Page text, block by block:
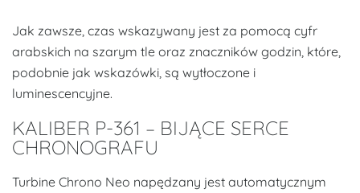
Jak zawsze, czas wskazywany jest za pomocą cyfr
arabskich na szarym tle oraz znaczników godzin, które,
podobnie jak wskazówki, są wytłoczone i
luminescencyjne.
KALIBER P-361 – BIJĄCE SERCE
CHRONOGRAFU
Turbine Chrono Neo napędzany jest automatycznym